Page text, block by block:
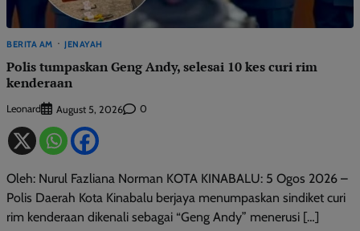
BERITA AM JENAYAH
Polis tumpaskan Geng Andy, selesai 10 kes curi rim
kenderaan
Leonard August 5, 2026 0
Oleh: Nurul Fazliana Norman KOTA KINABALU: 5 Ogos 2026 –
Polis Daerah Kota Kinabalu berjaya menumpaskan sindiket curi
rim kenderaan dikenali sebagai “Geng Andy” menerusi […]